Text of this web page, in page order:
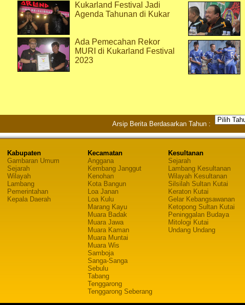
Kukarland Festival Jadi
Agenda Tahunan di Kukar
Ada Pemecahan Rekor
MURI di Kukarland Festival
2023
Arsip Berita Berdasarkan Tahun :
Kabupaten
Gambaran Umum
Sejarah
Wilayah
Lambang
Pemerintahan
Kepala Daerah
Kecamatan
Anggana
Kembang Janggut
Kenohan
Kota Bangun
Loa Janan
Loa Kulu
Marang Kayu
Muara Badak
Muara Jawa
Muara Kaman
Muara Muntai
Muara Wis
Samboja
Sanga-Sanga
Sebulu
Tabang
Tenggarong
Tenggarong Seberang
Kesultanan
Sejarah
Lambang Kesultanan
Wilayah Kesultanan
Silsilah Sultan Kutai
Keraton Kutai
Gelar Kebangsawanan
Ketopong Sultan Kutai
Peninggalan Budaya
Mitologi Kutai
Undang Undang